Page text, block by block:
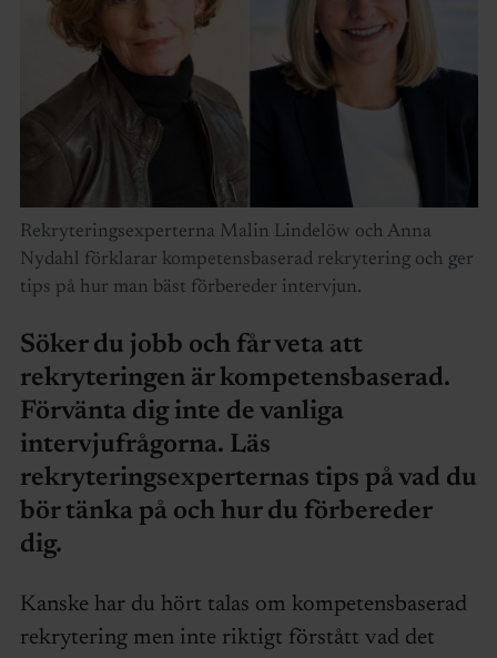
Rekryteringsexperterna Malin Lindelöw och Anna
Nydahl förklarar kompetensbaserad rekrytering och ger
tips på hur man bäst förbereder intervjun.
Söker du jobb och får veta att
rekryteringen är kompetensbaserad.
Förvänta dig inte de vanliga
intervjufrågorna. Läs
rekryteringsexperternas tips på vad du
bör tänka på och hur du förbereder
dig.
Kanske har du hört talas om kompetensbaserad
rekrytering men inte riktigt förstått vad det